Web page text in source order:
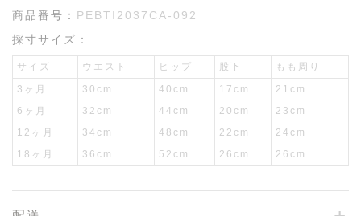
商品番号： PEBTI2037CA-092
採寸サイズ：
サイズ ウエスト ヒップ 股下
もも周り
3ヶ月
30cm 40cm 17cm
21cm
6ヶ月
32cm 44cm 20cm
23cm
12ヶ月
34cm 48cm 22cm
24cm
18ヶ月
36cm 52cm 26cm 26cm